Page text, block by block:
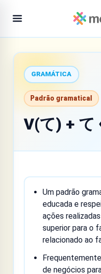
GRAMÁTICA
Padrão gramatical
V(て) + て
Um padrão
educada e
ações
superior para o
relacionado ao
de negócios